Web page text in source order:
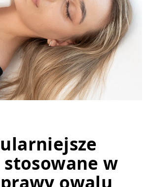
w
owalu